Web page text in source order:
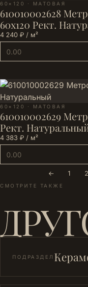
60×120 · МАТОВАЯ
610010002628
60х120 Рект.
4 240 ₽ / м²
60×120 · МАТОВАЯ
610010002629
Рект.
4 383 ₽ / м²
← 1 2
СМОТРИТЕ ТАКЖЕ
ПОДРАЗДЕЛ